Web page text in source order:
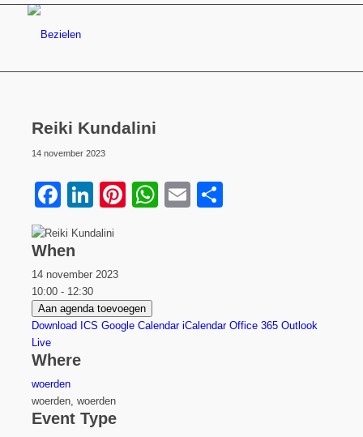
Reiki Kundalini
14 november 2023
Facebook
LinkedIn
Pinterest
WhatsApp
Email
When
14 november 2023
10:00 - 12:30
Aan agenda toevoegen
Download ICS Google Calendar iCalendar Office 365 Outlook
Live
Where
woerden
woerden, woerden
Event Type